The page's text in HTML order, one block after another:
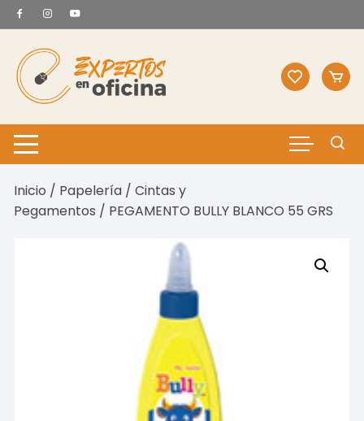
Saltar
al
contenido
Inicio / Papelería /Cintas y
Pegamentos / PEGAMENTO BULLY BLANCO 55 GRS